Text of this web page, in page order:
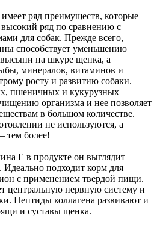
ряд преимуществ, которые
ряд по сравнению с
для собак. Прежде всего,
способствует уменьшению
на шкуре щенка, а
минералов, витаминов и
росту и развитию собаки.
пшеничных и кукурузных
организма и нее позволяет
в большом количестве.
не используются, а
тем более!
Е в продукте он выглядит
Идеально подходит корм для
с применением твердой пищи.
центральную нервную систему и
Пептиды коллагена развивают и
и суставы щенка.